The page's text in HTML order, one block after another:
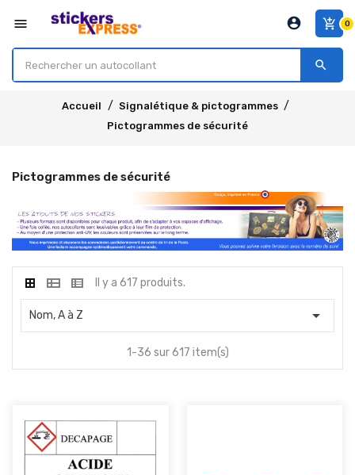
menu add_shopping_cart 0
account_circle
search
Accueil
Signalétique & pictogrammes
Pictogrammes de sécurité
Pictogrammes de sécurité
Il y a 617 produits.
Nom, A à Z 
1-36 sur 617 item(s)